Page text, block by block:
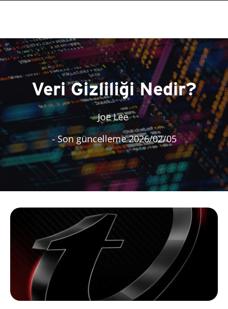
Veri Gizliliği Nedir?
Joe Lee
- Son güncelleme 2026/02/05